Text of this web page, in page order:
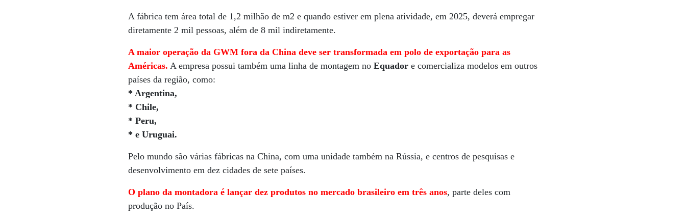
A fábrica tem área total de 1,2 milhão de m2 e quando estiver em plena atividade, em 2025, deverá empregar
diretamente 2 mil pessoas, além de 8 mil indiretamente.
A maior operação da GWM fora da China deve ser transformada em polo de exportação para as
Américas. A empresa possui também uma linha de montagem noEquador e comercializa modelos em outros
países da região, como:
* Argentina,
* Chile,
* Peru,
* e Uruguai.
Pelo mundo são várias fábricas na China, com uma unidade também na Rússia, e centros de pesquisas e
desenvolvimento em dez cidades de sete países.
O plano da montadora é lançar dez produtos no mercado brasileiro em três anos, parte deles com
produção no País.